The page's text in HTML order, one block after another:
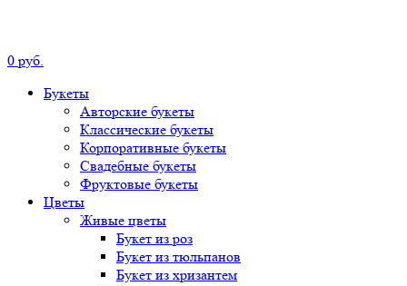
0 руб.
Букеты
Авторские букеты
Классические букеты
Корпоративные букеты
Свадебные букеты
Фруктовые букеты
Цветы
Живые цветы
Букет из роз
Букет из тюльпанов
Букет из хризантем